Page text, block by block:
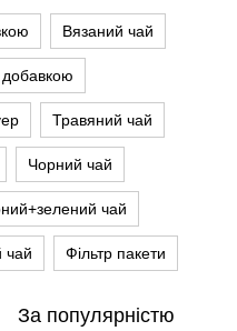
Вязаний чай
Травяний чай
Чорний чай
чай
чай Фільтр пакети
За популярністю